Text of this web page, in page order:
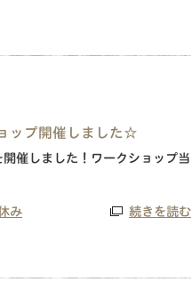
ップ開催しました☆
催しました！ワークショップ当
み 続きを読む